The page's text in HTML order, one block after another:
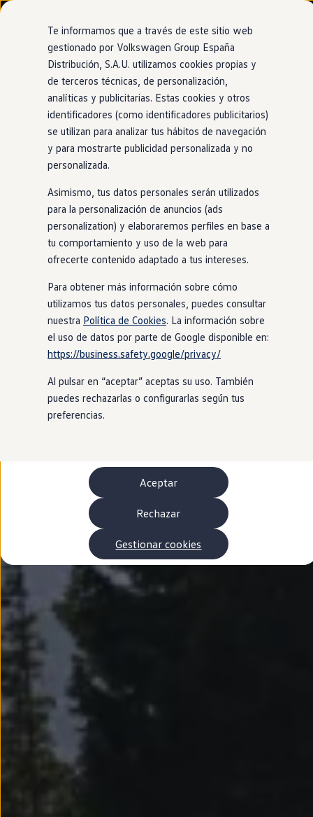
Ir
directamente
al contenido
Ir
directamente
al pie de
página
Nuevo ID. Cross
Vehículos Comerciales
Compra y ofertas
Volkswagen nuevo en stock
Volkswagen de ocasión
Financiación
My Renting
My Way
Seguros
Empresas
Autoescuelas
Eléctricos e híbridos
Más sobre híbridos
Plan Auto +
Etiquetas DGT
Simulador de autonomía, carga y ahorro
Carga y autonomía
Soluciones de carga
Tarifas de carga
Carga en casa
Modos de carga
Autonomía
Clientes y posventa
Club Volkswagen
Ofertas posventa
Beneficios Volkswagen
Asistencia en carretera
Servicios de movilidad
Garantía del fabricante
Buscar servicios para tu modelo
Volkswagen Apps, inicio de sesión y tienda
Conectar el móvil con el vehículo
Actualizaciones del software, los mapas y las
Mantenimiento y reparaciones
Revisiones e ITV
Aceite y líquidos del motor
Baterías
Frenos
Motor y chasis
Aire acondicionado y filtros
Recambios Volkswagen
Accesorios y merchandising
Transporte
Carga
Te informamos que a través de este sitio web
gestionado por Volkswagen Group España
Distribución, S.A.U. utilizamos cookies propias y
de terceros técnicas, de personalización,
analíticas y publicitarias. Estas cookies y otros
identificadores (como identificadores publicitarios)
se utilizan para analizar tus hábitos de navegación
y para mostrarte publicidad personalizada y no
personalizada.
Asimismo, tus datos personales serán utilizados
para la personalización de anuncios (ads
personalization) y elaboraremos perfiles en base a
tu comportamiento y uso de la web para
ofrecerte contenido adaptado a tus intereses.
Para obtener más información sobre cómo
utilizamos tus datos personales, puedes consultar
nuestra Política de Cookies. La información sobre
el uso de datos por parte de Google disponible en:
https://business.safety.google/privacy/
Al pulsar en “aceptar” aceptas su uso. También
puedes rechazarlas o configurarlas según tus
preferencias.
Aceptar
Rechazar
Gestionar cookies